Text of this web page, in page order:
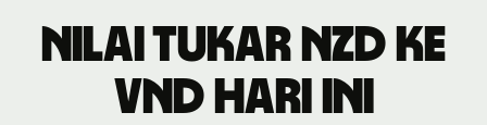
Nilai tukar NZD ke
VND hari ini